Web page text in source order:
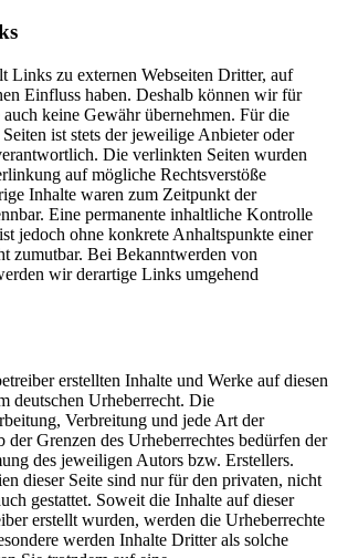
Links zu externen Webseiten Dritter, auf
Einfluss haben. Deshalb können wir für
keine Gewähr übernehmen. Für die
ist stets der jeweilige Anbieter oder
Die verlinkten Seiten wurden
auf mögliche Rechtsverstöße
Inhalte waren zum Zeitpunkt der
Eine permanente inhaltliche Kontrolle
jedoch ohne konkrete Anhaltspunkte einer
zumutbar. Bei Bekanntwerden von
wir derartige Links umgehend
erstellten Inhalte und Werke auf diesen
deutschen Urheberrecht. Die
Verbreitung und jede Art der
der Grenzen des Urheberrechtes bedürfen der
des jeweiligen Autors bzw. Erstellers.
dieser Seite sind nur für den privaten, nicht
gestattet. Soweit die Inhalte auf dieser
erstellt wurden, werden die Urheberrechte
werden Inhalte Dritter als solche